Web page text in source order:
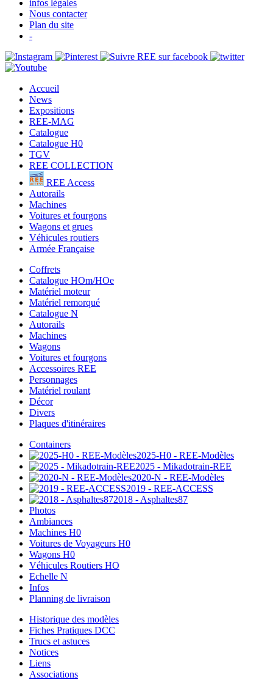
infos légales
Nous contacter
Plan du site
-
Accueil
News
Expositions
REE-MAG
Catalogue
Catalogue H0
TGV
REE COLLECTION
REE Access
Autorails
Machines
Voitures et fourgons
Wagons et grues
Véhicules routiers
Armée Française
Coffrets
Catalogue HOm/HOe
Matériel moteur
Matériel remorqué
Catalogue N
Autorails
Machines
Wagons
Voitures et fourgons
Accessoires REE
Personnages
Matériel roulant
Décor
Divers
Plaques d'itinéraires
Containers
2025-H0 - REE-Modèles
2025 - Mikadotrain-REE
2020-N - REE-Modèles
2019 - REE-ACCESS
2018 - Asphaltes87
Photos
Ambiances
Machines H0
Voitures de Voyageurs H0
Wagons H0
Véhicules Routiers HO
Echelle N
Infos
Planning de livraison
Historique des modèles
Fiches Pratiques DCC
Trucs et astuces
Notices
Liens
Associations